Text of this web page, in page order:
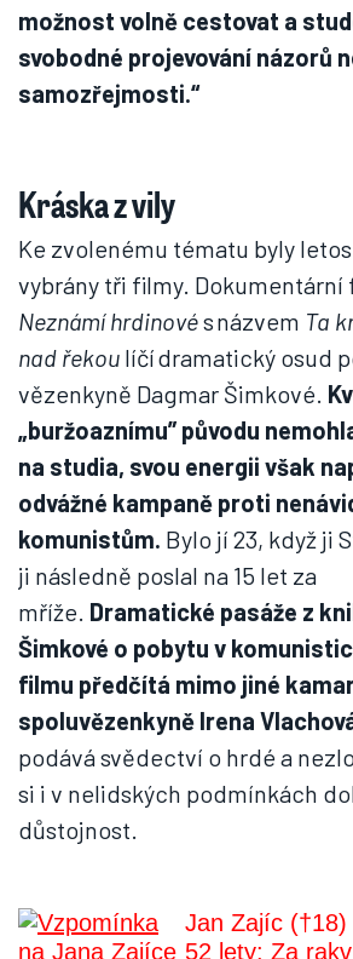
možnost volně cestovat a
svobodné projevování názorů
samozřejmosti.“
Kráska z vily
Ke zvolenému tématu byly
vybrány tři filmy. Dokumentární
Neznámí hrdinovés názvem Ta
nad řekou líčí dramatický osud
vězenkyně Dagmar Šimkové.
„buržoaznímu” původu
na studia, svou energii však
odvážné kampaně proti
komunistům. Bylo jí 23, když ji
ji následně poslal na 15 let za
mříže. Dramatické pasáže z
Šimkové o pobytu v
filmu předčítá mimo jiné
spoluvězenkyně Irena
podává svědectví o hrdé a
si i v nelidských podmínkách
důstojnost.
Jan Zajíc (†18)
52 lety: Za